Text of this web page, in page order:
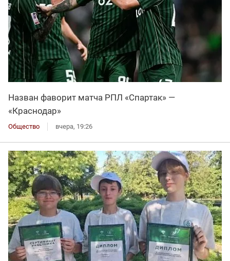
Назван фаворит матча РПЛ «Спартак» —
«Краснодар»
Общество вчера, 19:26